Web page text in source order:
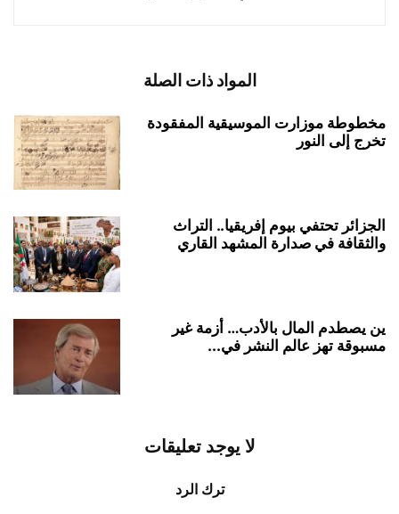
المواد ذات الصلة
مخطوطة موزارت الموسيقية المفقودة
تخرج إلى النور
الجزائر تحتفي بيوم إفريقيا.. التراث
والثقافة في صدارة المشهد القاري
ين يصطدم المال بالأدب… أزمة غير
مسبوقة تهز عالم النشر في...
لا يوجد تعليقات
ترك الرد